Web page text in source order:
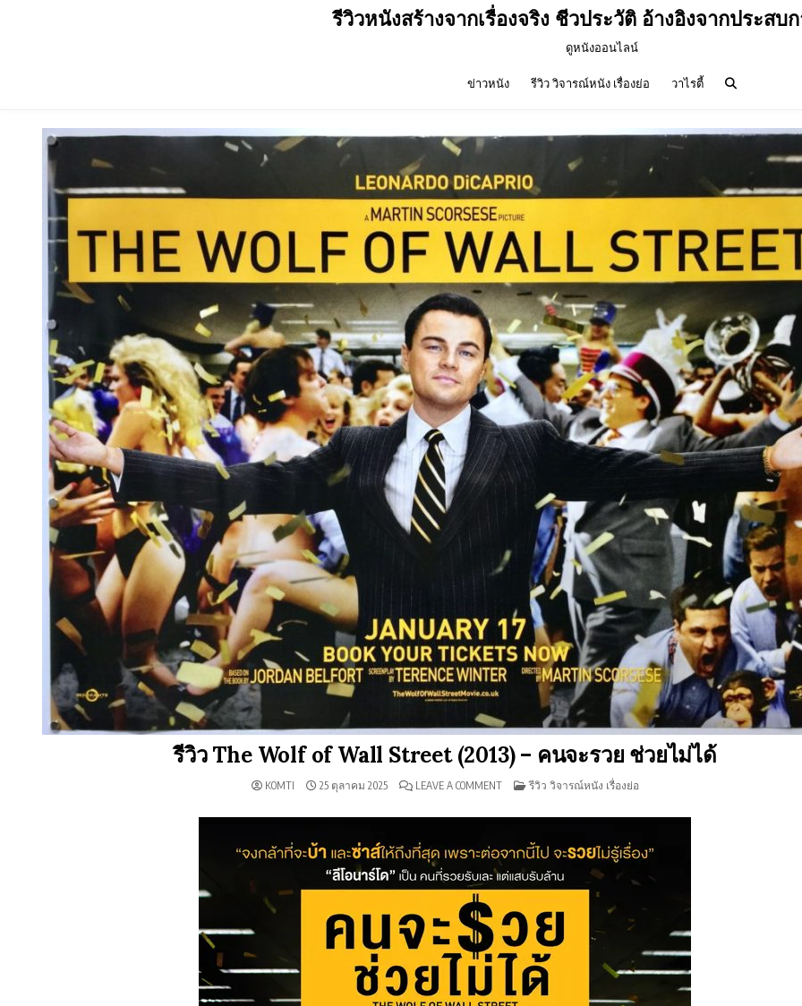
รีวิวหนังสร้างจากเรื่องจริง ชีวประวัติ อ้างอิงจากประสบ
ดูหนังออนไลน์
ข่าวหนัง รีวิว วิจารณ์หนัง เรื่องย่อ วาไรตี้
รีวิว The Wolf of Wall Street (2013) – คนจะรวย ช่วยไม่ได้
KOMTI 25 ตุลาคม 2025 LEAVE A COMMENTON
WOLF
STREET
(2013)
–
คน
จะ
ช่วย
ไม่
ได้
POSTED
รีวิว วิจารณ์หนัง เรื่องย่อ